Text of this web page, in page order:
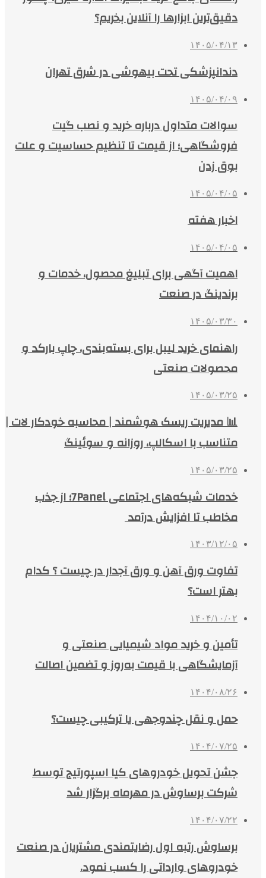
دقیق‌ترین ابزارها را آنلاین بخریم؟
۱۴۰۵/۰۴/۱۳
دندانپزشکی تحت بیهوشی در شرق تهران
۱۴۰۵/۰۴/۰۹
سوالات متداول درباره خرید و نصب گیت
فروشگاهی؛ از قیمت تا تنظیم حساسیت و علت
بوق زدن
۱۴۰۵/۰۴/۰۵
اخبار هفته
۱۴۰۵/۰۴/۰۵
اهمیت آگهی برای تبلیغ محصول، خدمات و
برندینگ در صنعت
۱۴۰۵/۰۳/۳۰
راهنمای خرید لیبل برای بسته‌بندی، چاپ بارکد و
محصولات صنعتی
۱۴۰۵/۰۳/۲۵
📊 مدیریت ریسک هوشمند | محاسبه خودکار لات |
متناسب با اسکالپ، روزانه و سوئینگ
۱۴۰۵/۰۳/۲۵
خدمات شبکه‌های اجتماعی 7Panel؛ از جذب
مخاطب تا افزایش درآمد
۱۴۰۳/۱۲/۰۵
تفاوت ورق آهن و ورق آجدار در چیست ؟ کدام
بهتر است؟
۱۴۰۴/۱۰/۰۲
تأمین و خرید مواد شیمیایی صنعتی و
آزمایشگاهی با قیمت به‌روز و تضمین اصالت
۱۴۰۴/۰۸/۲۶
حمل و نقل چندوجهی یا ترکیبی چیست؟
۱۴۰۴/۰۷/۲۵
جشن تحویل خودروهای کیا اسپورتیج توسط
شرکت برساوش در مهرماه برگزار شد
۱۴۰۴/۰۷/۲۲
برساوش رتبه اول رضایتمندی مشتریان در صنعت
خودروهای وارداتی را کسب نمود.